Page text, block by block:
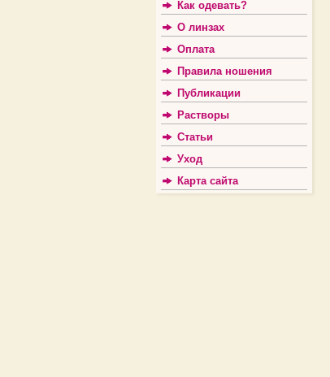
Как одевать?
О линзах
Оплата
Правила ношения
Публикации
Растворы
Статьи
Уход
Карта сайта